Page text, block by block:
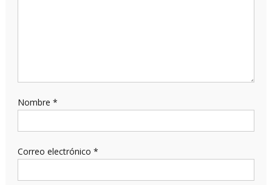
Nombre *
Correo electrónico *